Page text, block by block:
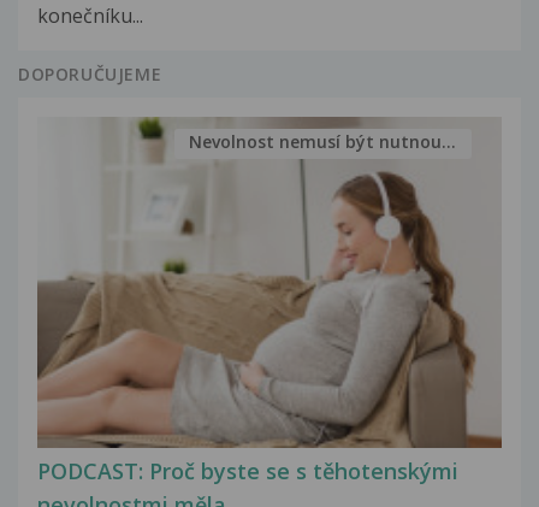
konečníku...
DOPORUČUJEME
PODCAST: Proč byste se s těhotenskými
Nevolnost nemusí být nutnou...